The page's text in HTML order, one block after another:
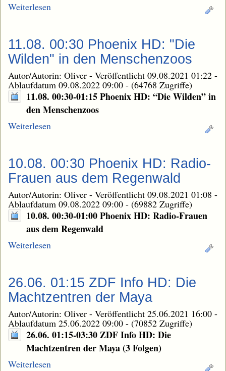
Weiterlesen
11.08. 00:30 Phoenix HD: "Die
Wilden" in den Menschenzoos
Autor/Autorin: Oliver - Veröffentlicht 09.08.2021 01:22 -
Ablaufdatum 09.08.2022 09:00 - (64768 Zugriffe)
11.08. 00:30-01:15 Phoenix HD: “Die Wilden” in
den Menschenzoos
Weiterlesen
10.08. 00:30 Phoenix HD: Radio-
Frauen aus dem Regenwald
Autor/Autorin: Oliver - Veröffentlicht 09.08.2021 01:08 -
Ablaufdatum 09.08.2022 09:00 - (69882 Zugriffe)
10.08. 00:30-01:00 Phoenix HD: Radio-Frauen
aus dem Regenwald
Weiterlesen
26.06. 01:15 ZDF Info HD: Die
Machtzentren der Maya
Autor/Autorin: Oliver - Veröffentlicht 25.06.2021 16:00 -
Ablaufdatum 25.06.2022 09:00 - (70852 Zugriffe)
26.06. 01:15-03:30 ZDF Info HD: Die
Machtzentren der Maya (3 Folgen)
Weiterlesen